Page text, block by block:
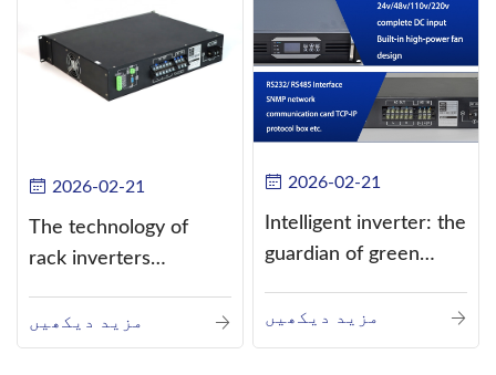
2026-02-21
The technology of
rack inverters
such as the use of
three-CPU control
مزید دیکھیں
2026-02-21
Intelligent inverter: the
guardian of green
مزید دیکھیں